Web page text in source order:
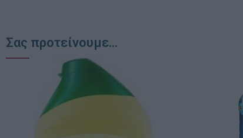
Σας προτείνουμε...